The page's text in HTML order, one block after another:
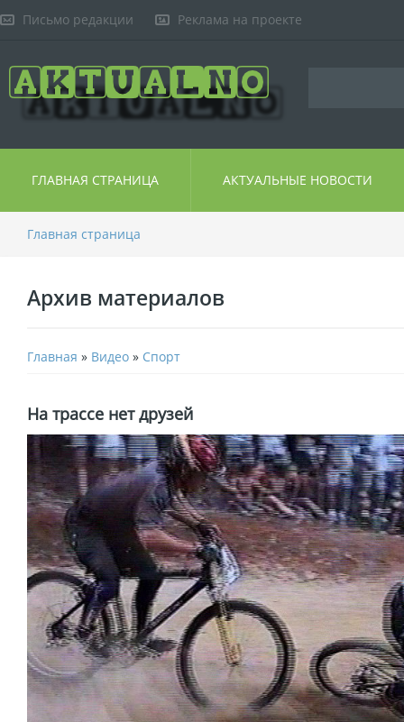
Письмо редакции Реклама на проекте
ГЛАВНАЯ СТРАНИЦА АКТУАЛЬНЫЕ НОВОСТИ
Главная страница
Архив материалов
Главная » Видео » Спорт
На трассе нет друзей